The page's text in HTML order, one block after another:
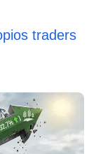
traders